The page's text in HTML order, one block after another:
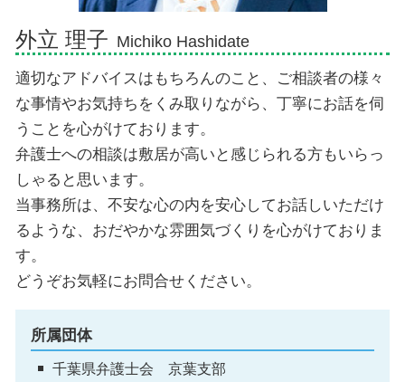
外立 理子 Michiko Hashidate
適切なアドバイスはもちろんのこと、ご相談者の様々
な事情やお気持ちをくみ取りながら、丁寧にお話を伺
うことを心がけております。
弁護士への相談は敷居が高いと感じられる方もいらっ
しゃると思います。
当事務所は、不安な心の内を安心してお話しいただけ
るような、おだやかな雰囲気づくりを心がけておりま
す。
どうぞお気軽にお問合せください。
所属団体
千葉県弁護士会 京葉支部